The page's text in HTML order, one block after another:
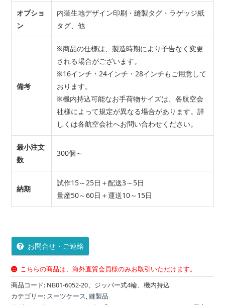
オプショ
ン
内装生地デザイン印刷・縫製タグ・ラゲッジ紙
タグ、他
備考
※商品の仕様は、製造時期により予告なく変更
される場合がございます。
※16インチ・24インチ・28インチもご用意して
おります。
※機内持込可能なお手荷物サイズは、各航空会
社様によって規定が異なる場合があります。詳
しくは各航空会社へお問い合わせください。
最小注文
数
300個～
納期
試作15～25日＋配送3～5日
量産50～60日＋運送10～15日
お問合せ・ご連絡
こちらの商品は、海外直貿会員様のみお取引いただけます。
商品コード: NB01-6052-20、ジッパー式4輪、機内持込
カテゴリー: スーツケース,縫製品